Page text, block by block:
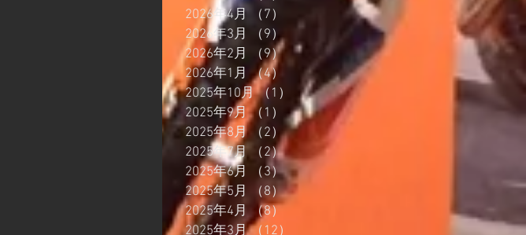
2026年4月
（7）
2026年3月
（9） 9件の記事
2026年2月
（9） 9件の記事
2026年1月 （4）
4件の記事
2025年10月 （1）
1件の記事
2025年9月 （1）
1件の記事
2025年8月
（2）2件の記事
2025年7月 （2）2件の記事
2025年6月
（3） 3件の記事
2025年5月
（8）8件の記事
2025年4月 （8）
2025年3月 （12）